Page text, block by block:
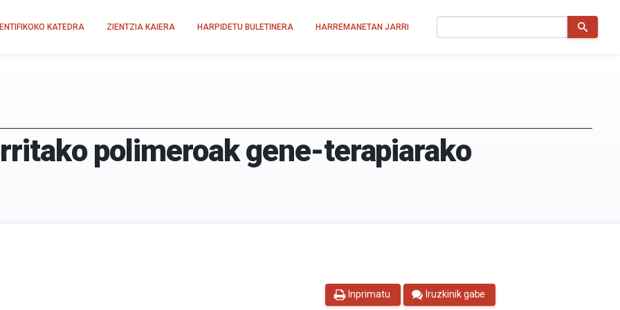
KATEDRA ZIENTZIA KAIERA HARPIDETU BULETINERA HARREMANETAN JARRI
polimeroak gene-terapiarako
Inprimatu Iruzkinik gabe